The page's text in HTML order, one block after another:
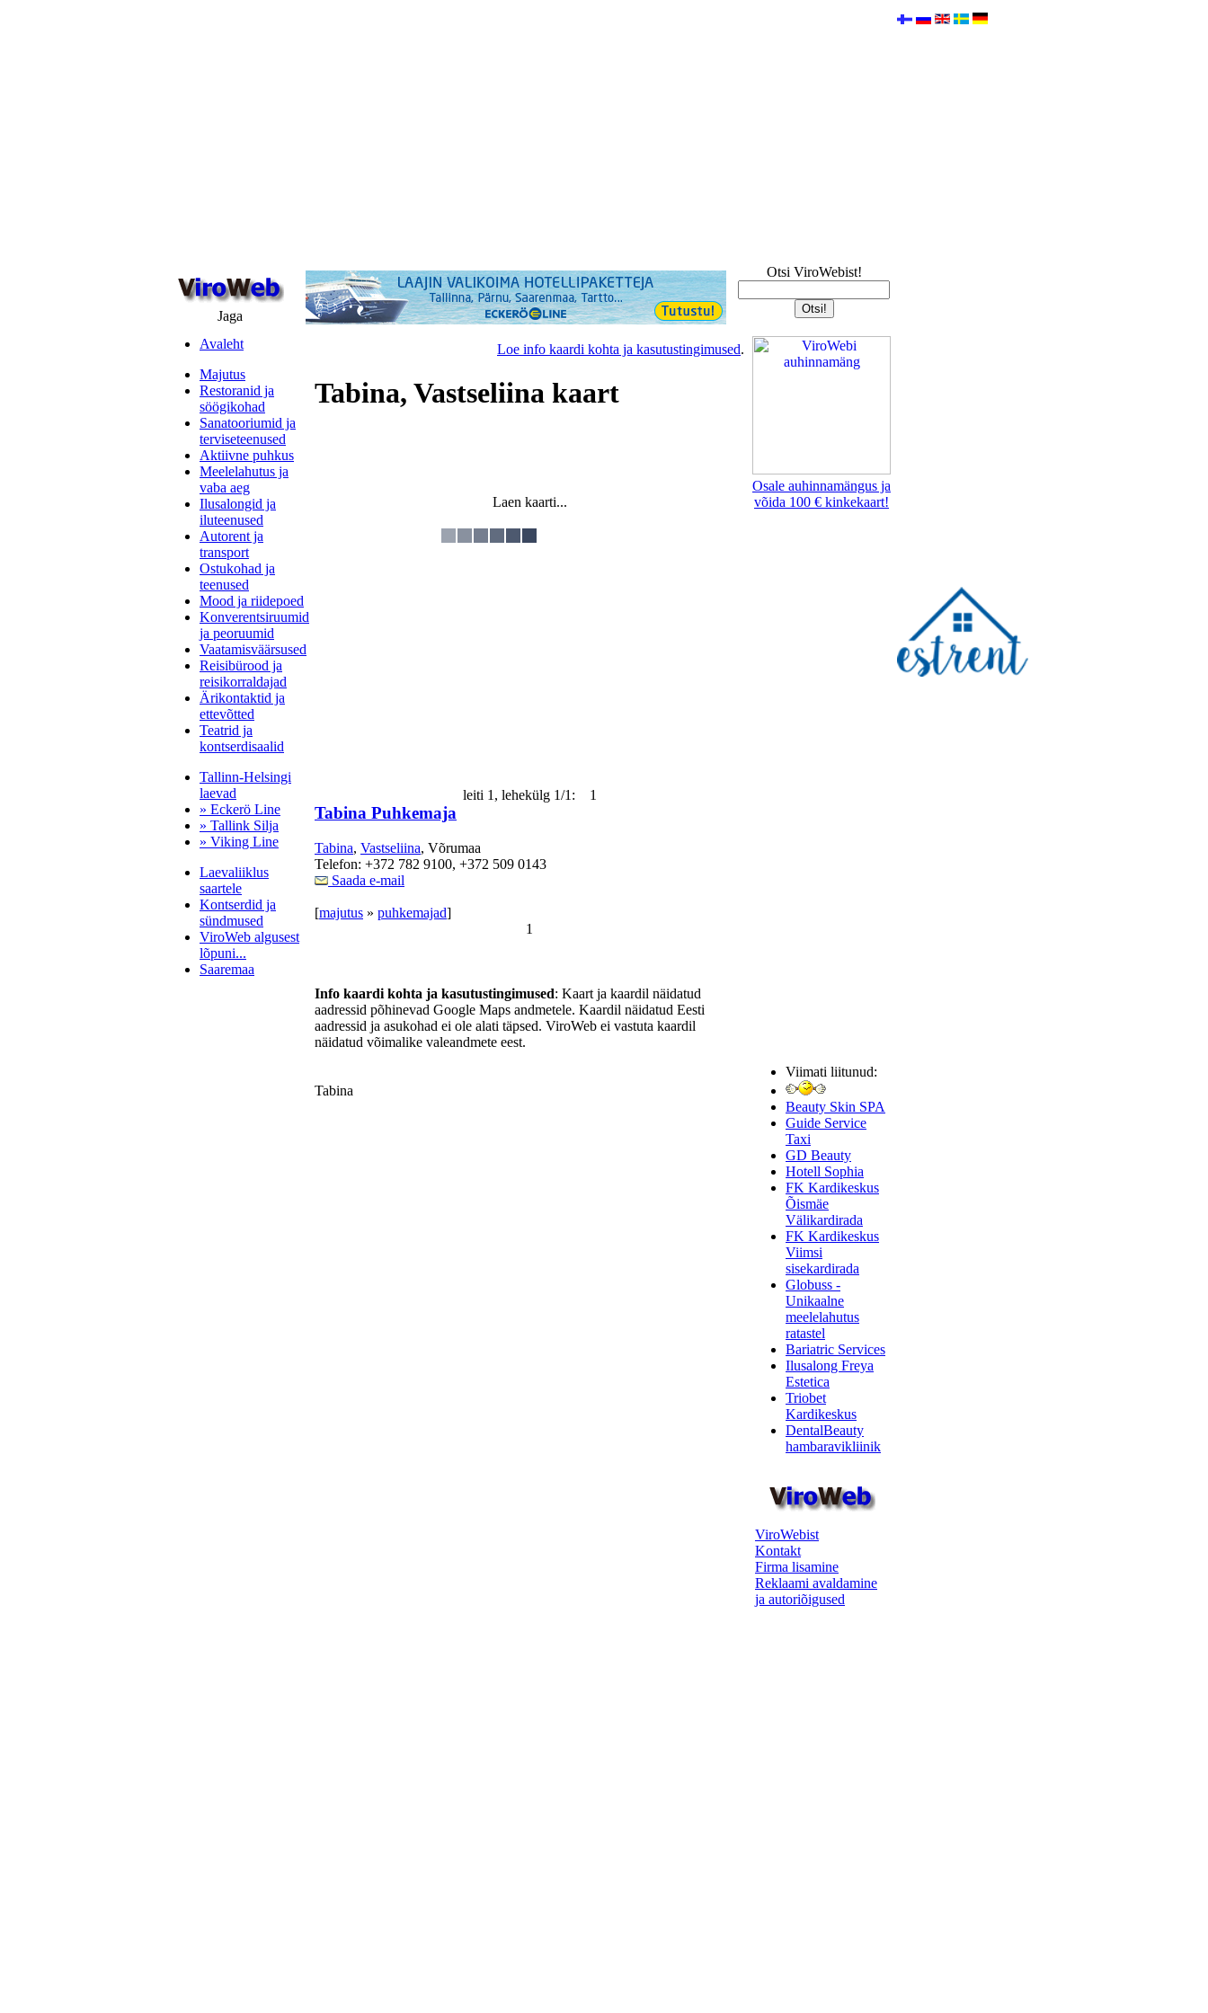
Jaga
Otsi ViroWebist!
Avaleht
Majutus
Restoranid ja
söögikohad
Sanatooriumid ja
terviseteenused
Aktiivne puhkus
Meelelahutus ja
vaba aeg
Ilusalongid ja
iluteenused
Autorent ja
transport
Ostukohad ja
teenused
Mood ja riidepoed
Konverentsiruumid
ja peoruumid
Vaatamisväärsused
Reisibürood ja
reisikorraldajad
Ärikontaktid ja
ettevõtted
Teatrid ja
kontserdisaalid
Tallinn-Helsingi
laevad
» Eckerö Line
» Tallink Silja
» Viking Line
Laevaliiklus
saartele
Kontserdid ja
sündmused
ViroWeb algusest
lõpuni...
Saaremaa
Loe info kaardi kohta ja kasutustingimused.
Tabina, Vastseliina kaart
Laen kaarti...
leiti 1, lehekülg 1/1: 1
Tabina Puhkemaja
Tabina, Vastseliina, Võrumaa
Telefon: +372 782 9100, +372 509 0143
Saada e-mail
[majutus » puhkemajad]
1
Info kaardi kohta ja kasutustingimused: Kaart ja kaardil näidatud
aadressid põhinevad Google Maps andmetele. Kaardil näidatud Eesti
aadressid ja asukohad ei ole alati täpsed. ViroWeb ei vastuta kaardil
näidatud võimalike valeandmete eest.
Tabina
Osale auhinnamängus ja
võida 100 € kinkekaart!
Viimati liitunud:
Beauty Skin SPA
Guide Service
Taxi
GD Beauty
Hotell Sophia
FK Kardikeskus
Õismäe
Välikardirada
FK Kardikeskus
Viimsi
sisekardirada
Globuss -
Unikaalne
meelelahutus
ratastel
Bariatric Services
Ilusalong Freya
Estetica
Triobet
Kardikeskus
DentalBeauty
hambaravikliinik
ViroWebist
Kontakt
Firma lisamine
Reklaami avaldamine
ja autoriõigused